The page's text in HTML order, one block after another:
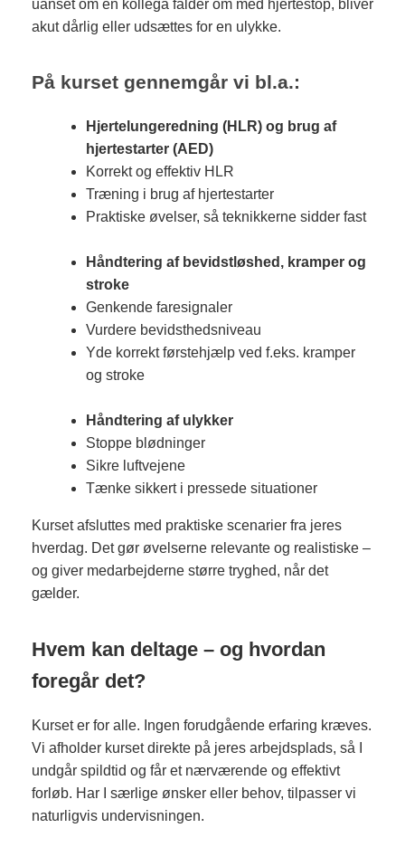
uanset om en kollega falder om med hjertestop, bliver
akut dårlig eller udsættes for en ulykke.
På kurset gennemgår vi bl.a.:
Hjertelungeredning (HLR) og brug af
hjertestarter (AED)
Korrekt og effektiv HLR
Træning i brug af hjertestarter
Praktiske øvelser, så teknikkerne sidder fast
Håndtering af bevidstløshed, kramper og
stroke
Genkende faresignaler
Vurdere bevidsthedsniveau
Yde korrekt førstehjælp ved f.eks. kramper
og stroke
Håndtering af ulykker
Stoppe blødninger
Sikre luftvejene
Tænke sikkert i pressede situationer
Kurset afsluttes med praktiske scenarier fra jeres
hverdag. Det gør øvelserne relevante og realistiske –
og giver medarbejderne større tryghed, når det
gælder.
Hvem kan deltage – og hvordan
foregår det?
Kurset er for alle. Ingen forudgående erfaring kræves.
Vi afholder kurset direkte på jeres arbejdsplads, så I
undgår spildtid og får et nærværende og effektivt
forløb. Har I særlige ønsker eller behov, tilpasser vi
naturligvis undervisningen.